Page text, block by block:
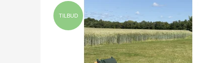
TILBUD